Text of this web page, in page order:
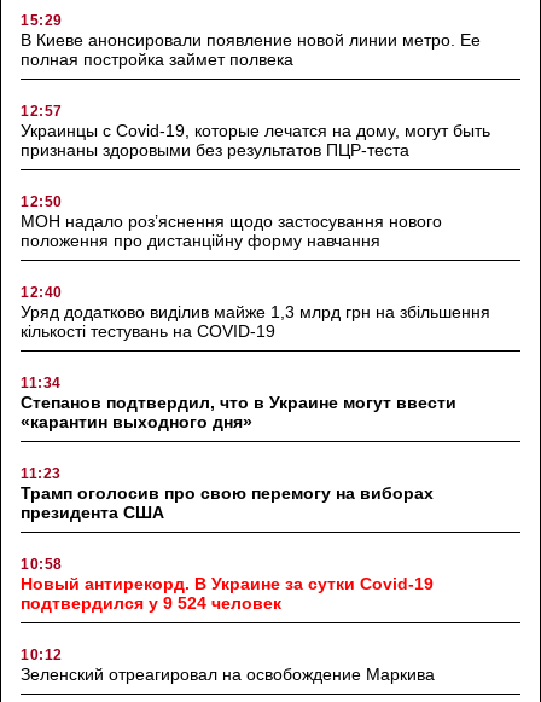
15:29
В Киеве анонсировали появление новой линии метро. Ее
полная постройка займет полвека
12:57
Украинцы с Covid-19, которые лечатся на дому, могут быть
признаны здоровыми без результатов ПЦР-теста
12:50
МОН надало роз’яснення щодо застосування нового
положення про дистанційну форму навчання
12:40
Уряд додатково виділив майже 1,3 млрд грн на збільшення
кількості тестувань на COVID-19
11:34
Степанов подтвердил, что в Украине могут ввести
«карантин выходного дня»
11:23
Трамп оголосив про свою перемогу на виборах
президента США
10:58
Новый антирекорд. В Украине за сутки Covid-19
подтвердился у 9 524 человек
10:12
Зеленский отреагировал на освобождение Маркива